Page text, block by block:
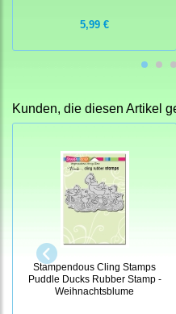
5,99 €
Kunden, die diesen Artikel
Stampendous Cling Stamps
Puddle Ducks Rubber Stamp -
Weihnachtsblume